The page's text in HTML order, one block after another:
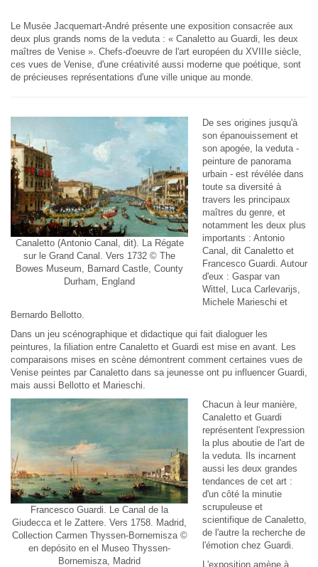
Le Musée Jacquemart-André présente une exposition consacrée aux
deux plus grands noms de la veduta : « Canaletto au Guardi, les deux
maîtres de Venise ». Chefs-d'oeuvre de l'art européen du XVIIIe siècle,
ces vues de Venise, d'une créativité aussi moderne que poétique, sont
de précieuses représentations d'une ville unique au monde.
Canaletto (Antonio Canal, dit). La Régate
sur le Grand Canal. Vers 1732 © The
Bowes Museum, Barnard Castle, County
Durham, England
De ses origines jusqu'à
son épanouissement et
son apogée, la veduta-
peinture de panorama
urbain - est révélée dans
toute sa diversité à
travers les principaux
maîtres du genre, et
notamment les deux plus
importants : Antonio
Canal, dit Canaletto et
Francesco Guardi. Autour
d'eux : Gaspar van
Wittel, Luca Carlevarijs,
Michele Marieschi et
Bernardo Bellotto.
Dans un jeu scénographique et didactique qui fait dialoguer les
peintures, la filiation entre Canaletto et Guardi est mise en avant. Les
comparaisons mises en scène démontrent comment certaines vues de
Venise peintes par Canaletto dans sa jeunesse ont pu influencer Guardi,
mais aussi Bellotto et Marieschi.
Francesco Guardi. Le Canal de la
Giudecca et le Zattere. Vers 1758. Madrid,
Collection Carmen Thyssen-Bornemisza ©
en depósito en el Museo Thyssen-
Bornemisza, Madrid
Chacun à leur manière,
Canaletto et Guardi
représentent l'expression
la plus aboutie de l'art de
la veduta. Ils incarnent
aussi les deux grandes
tendances de cet art :
d'un côté la minutie
scrupuleuse et
scientifique de Canaletto,
de l'autre la recherche de
l'émotion chez Guardi.
L'exposition amène à